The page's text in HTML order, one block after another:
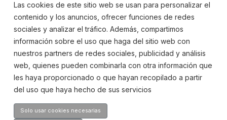
Contacto
Contáctanos
Dirección:
Las cookies de este sitio web se usan para personalizar el
contenido y los anuncios, ofrecer funciones de redes
sociales y analizar el tráfico. Además, compartimos
información sobre el uso que haga del sitio web con
nuestros partners de redes sociales, publicidad y análisis
web, quienes pueden combinarla con otra información que
les haya proporcionado o que hayan recopilado a partir
del uso que haya hecho de sus servicios
Solo usar cookies necesarias